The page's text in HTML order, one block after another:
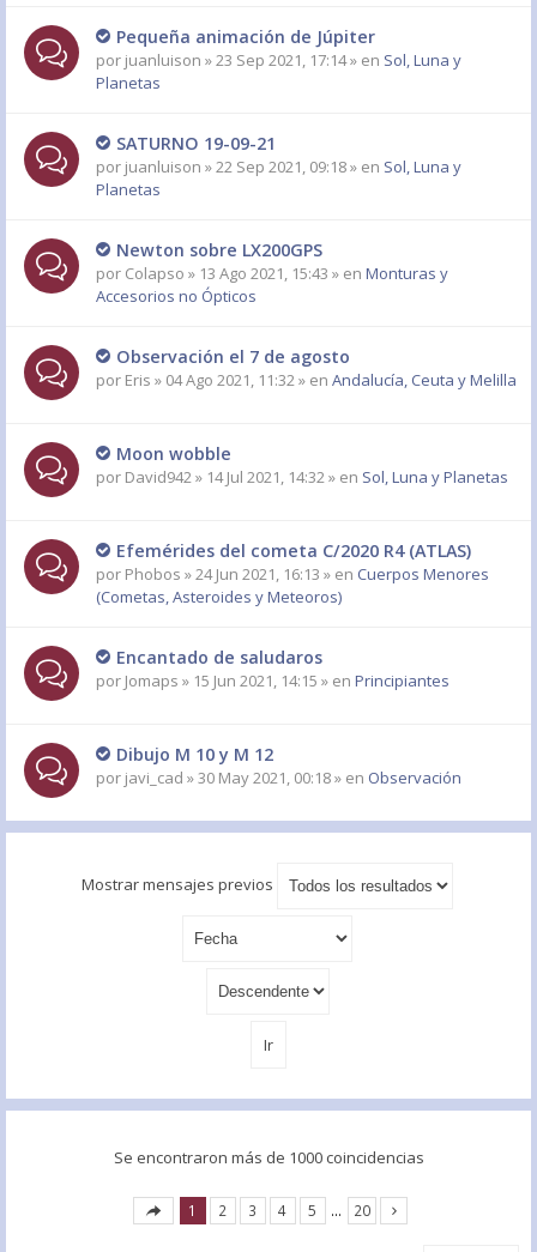
Pequeña animación de Júpiter
por juanluison » 23 Sep 2021, 17:14 » en Sol, Luna y
Planetas
SATURNO 19-09-21
por juanluison » 22 Sep 2021, 09:18 » en Sol, Luna y
Planetas
Newton sobre LX200GPS
por Colapso » 13 Ago 2021, 15:43 » en Monturas y
Accesorios no Ópticos
Observación el 7 de agosto
por Eris » 04 Ago 2021, 11:32 » en Andalucía, Ceuta y Melilla
Moon wobble
por David942» 14 Jul 2021, 14:32 » en Sol, Luna y Planetas
Efemérides del cometa C/2020 R4 (ATLAS)
por Phobos » 24 Jun 2021, 16:13 » en Cuerpos Menores
(Cometas, Asteroides y Meteoros)
Encantado de saludaros
por Jomaps » 15 Jun 2021, 14:15 » en Principiantes
Dibujo M 10 y M 12
por javi_cad » 30 May 2021, 00:18 » en Observación
Mostrar mensajes previos
Se encontraron más de 1000 coincidencias
1 2 3 4 5 … 20